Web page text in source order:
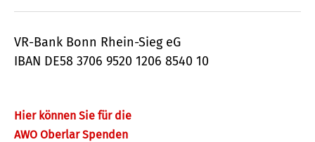
VR-Bank Bonn Rhein-Sieg eG
IBAN DE58 3706 9520 1206 8540 10
Hier können Sie für die
AWO Oberlar Spenden